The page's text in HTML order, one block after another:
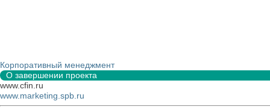
Корпоративный менеджмент
О завершении проекта
www.cfin.ru
www.marketing.spb.ru